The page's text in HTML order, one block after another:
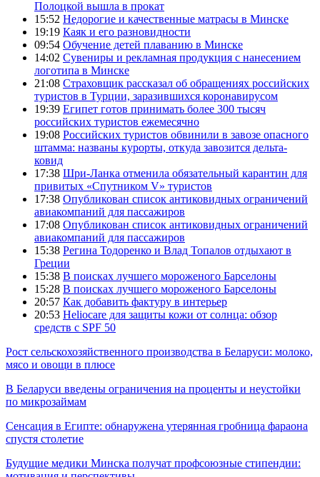
Полоцкой вышла в прокат
15:52 Недорогие и качественные матрасы в Минске
19:19 Каяк и его разновидности
09:54 Обучение детей плаванию в Минске
14:02 Сувениры и рекламная продукция с нанесением
логотипа в Минске
21:08 Страховщик рассказал об обращениях российских
туристов в Турции, заразившихся коронавирусом
19:39 Египет готов принимать более 300 тысяч
российских туристов ежемесячно
19:08 Российских туристов обвинили в завозе опасного
штамма: названы курорты, откуда завозится дельта-
ковид
17:38 Шри-Ланка отменила обязательный карантин для
привитых «Спутником V» туристов
17:38 Опубликован список антиковидных ограничений
авиакомпаний для пассажиров
17:08 Опубликован список антиковидных ограничений
авиакомпаний для пассажиров
15:38 Регина Тодоренко и Влад Топалов отдыхают в
Греции
15:38 В поисках лучшего мороженого Барселоны
15:28 В поисках лучшего мороженого Барселоны
20:57 Как добавить фактуру в интерьер
20:53 Heliocare для защиты кожи от солнца: обзор
средств с SPF 50
Рост сельскохозяйственного производства в Беларуси: молоко,
мясо и овощи в плюсе
В Беларуси введены ограничения на проценты и неустойки
по микрозаймам
Сенсация в Египте: обнаружена утерянная гробница фараона
спустя столетие
Будущие медики Минска получат профсоюзные стипендии: